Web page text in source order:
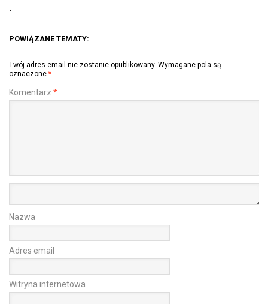
.
POWIĄZANE TEMATY:
Twój adres email nie zostanie opublikowany. Wymagane pola są
oznaczone *
Komentarz *
Nazwa
Adres email
Witryna internetowa